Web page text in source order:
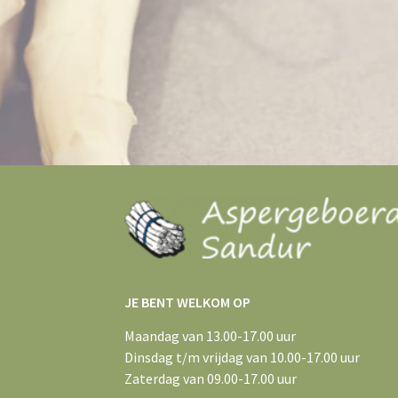
JE BENT WELKOM OP
Maandag van 13.00-17.00 uur
Dinsdag t/m vrijdag van 10.00-17.00 uur
Zaterdag van 09.00-17.00 uur